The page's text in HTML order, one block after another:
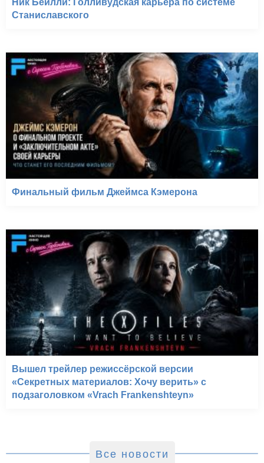
Ник Бейлли: Голливудская карьера по системе
Станиславского
Финальный фильм Джеймса Кэмерона
Вышел трейлер режиссёрской версии
«Секретных материалов: Хочу верить» с
подзаголовком «Vrach Frankenshteyn»
Все новости